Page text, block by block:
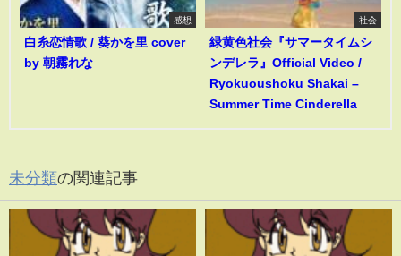
感想
白糸恋情歌 / 葵かを里 cover
by 朝霧れな
社会
緑黄色社会『サマータイムシ
ンデレラ』Official Video /
Ryokuoushoku Shakai –
Summer Time Cinderella
未分類の関連記事